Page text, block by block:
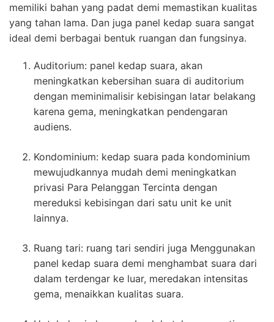
memiliki bahan yang padat demi memastikan kualitas
yang tahan lama. Dan juga panel kedap suara sangat
ideal demi berbagai bentuk ruangan dan fungsinya.
Auditorium: panel kedap suara, akan
meningkatkan kebersihan suara di auditorium
dengan meminimalisir kebisingan latar belakang
karena gema, meningkatkan pendengaran
audiens.
Kondominium: kedap suara pada kondominium
mewujudkannya mudah demi meningkatkan
privasi Para Pelanggan Tercinta dengan
mereduksi kebisingan dari satu unit ke unit
lainnya.
Ruang tari: ruang tari sendiri juga Menggunakan
panel kedap suara demi menghambat suara dari
dalam terdengar ke luar, meredakan intensitas
gema, menaikkan kualitas suara.